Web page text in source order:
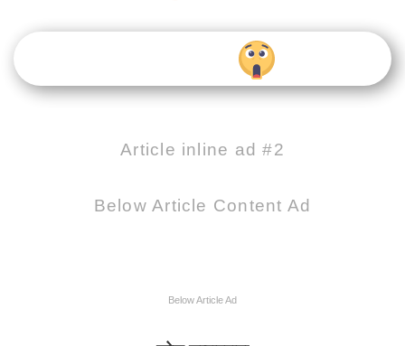
Article inline ad #2
Below Article Content Ad
Below Article Ad